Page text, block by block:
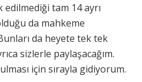
tam 14 ayrı
da mahkeme
da heyete tek tek
sizlerle paylaşacağım.
için sırayla gidiyorum.